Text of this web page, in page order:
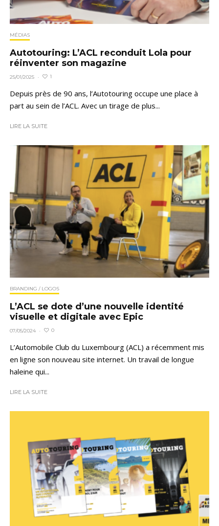
MÉDIAS
Autotouring: L’ACL reconduit Lola pour
réinventer son magazine
25/01/2025 · 1
Depuis près de 90 ans, l’Autotouring occupe une place à
part au sein de l’ACL. Avec un tirage de plus...
LIRE LA SUITE
BRANDING / LOGOS
L’ACL se dote d’une nouvelle identité
visuelle et digitale avec Epic
07/05/2024 · 0
L’Automobile Club du Luxembourg (ACL) a récemment mis
en ligne son nouveau site internet. Un travail de longue
haleine qui...
LIRE LA SUITE